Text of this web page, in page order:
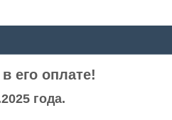
его оплате!
года.